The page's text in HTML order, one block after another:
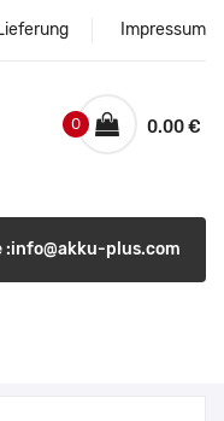
Impressum
0.00 €
0
plus.com